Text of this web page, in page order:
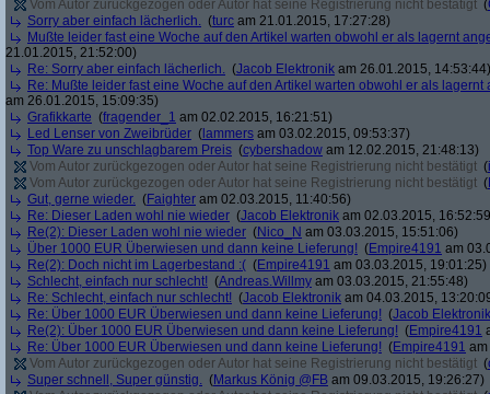
Vom Autor zurückgezogen oder Autor hat seine Registrierung nicht bestätigt (
Sorry aber einfach lächerlich. (turc am 21.01.2015, 17:27:28)
Mußte leider fast eine Woche auf den Artikel warten obwohl er als lagernt
21.01.2015, 21:52:00)
Re: Sorry aber einfach lächerlich. (Jacob Elektronik am 26.01.2015, 14:53:44)
Re: Mußte leider fast eine Woche auf den Artikel warten obwohl er als lagernt
am 26.01.2015, 15:09:35)
Grafikkarte (fragender_1 am 02.02.2015, 16:21:51)
Led Lenser von Zweibrüder ( lammers am 03.02.2015, 09:53:37)
Top Ware zu unschlagbarem Preis (cybershadow am 12.02.2015, 21:48:13)
Vom Autor zurückgezogen oder Autor hat seine Registrierung nicht bestätigt (
Vom Autor zurückgezogen oder Autor hat seine Registrierung nicht bestätigt (
Gut, gerne wieder. (Faighter am 02.03.2015, 11:40:56)
Re: Dieser Laden wohl nie wieder (Jacob Elektronik am 02.03.2015,
Re(2): Dieser Laden wohl nie wieder (Nico_N am 03.03.2015, 15:51:06)
Über 1000 EUR Überwiesen und dann keine Lieferung! (Empire4191 am
Re(2): Doch nicht im Lagerbestand :( (Empire4191 am 03.03.2015, 19:01:25)
Schlecht, einfach nur schlecht! (Andreas.Willmy am 03.03.2015, 21:55:48)
Re: Schlecht, einfach nur schlecht! (Jacob Elektronik am 04.03.2015,
Re: Über 1000 EUR Überwiesen und dann keine Lieferung! (Jacob Elektronik
Re(2): Über 1000 EUR Überwiesen und dann keine Lieferung! (Empire4191
Re: Über 1000 EUR Überwiesen und dann keine Lieferung! (Empire4191
Vom Autor zurückgezogen oder Autor hat seine Registrierung nicht bestätigt (
Super schnell, Super günstig. (Markus König @FB am 09.03.2015, 19:26:27)